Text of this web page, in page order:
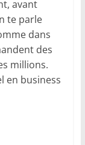
avant
te parle
dans
des
millions.
en business